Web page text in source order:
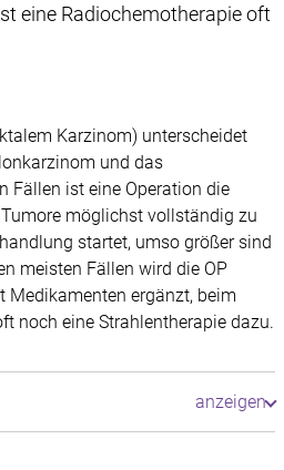
eine Radiochemotherapie oft
Karzinom) unterscheidet
und das
Fällen ist eine Operation die
möglichst vollständig zu
startet, umso größer sind
meisten Fällen wird die OP
Medikamenten ergänzt, beim
noch eine Strahlentherapie dazu.